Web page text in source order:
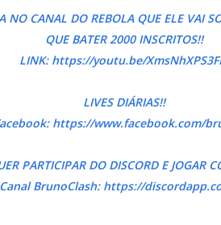
NO CANAL DO REBOLA QUE ELE VAI
QUE BATER 2000 INSCRITOS!!
LINK: https://youtu.be/
LIVES DIÁRIAS!!
https://www.facebook.com/
PARTICIPAR DO DISCORD E JOGAR
Canal BrunoClash: https://